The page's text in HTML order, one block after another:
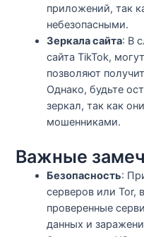
приложений, так
небезопасными.
Зеркала сайта: В
сайта TikTok,
позволяют
Однако, будьте
зеркал, так как
мошенниками.
Важные
Безопасность:
серверов или Tor,
проверенные
данных и